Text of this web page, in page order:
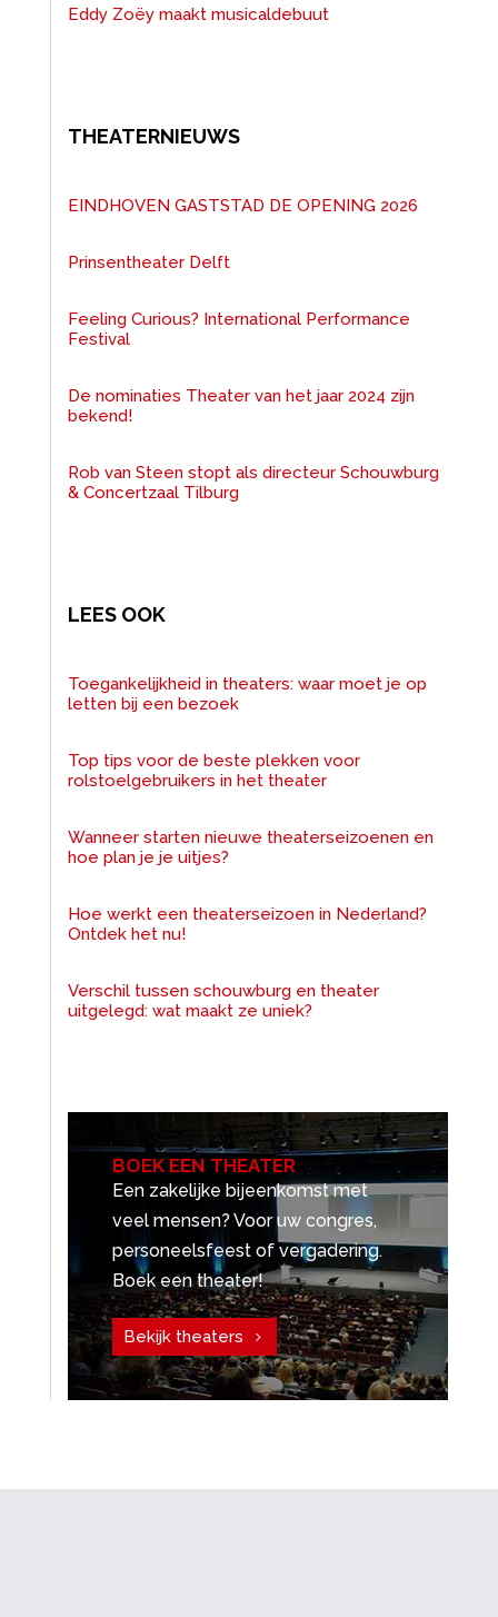
Eddy Zoëy maakt musicaldebuut
THEATERNIEUWS
EINDHOVEN GASTSTAD DE OPENING 2026
Prinsentheater Delft
Feeling Curious? International Performance
Festival
De nominaties Theater van het jaar 2024 zijn
bekend!
Rob van Steen stopt als directeur Schouwburg
& Concertzaal Tilburg
LEES OOK
Toegankelijkheid in theaters: waar moet je op
letten bij een bezoek
Top tips voor de beste plekken voor
rolstoelgebruikers in het theater
Wanneer starten nieuwe theaterseizoenen en
hoe plan je je uitjes?
Hoe werkt een theaterseizoen in Nederland?
Ontdek het nu!
Verschil tussen schouwburg en theater
uitgelegd: wat maakt ze uniek?
BOEK EEN THEATER
Een zakelijke bijeenkomst met
veel mensen? Voor uw congres,
personeelsfeest of vergadering.
Boek een theater!
Bekijk theaters